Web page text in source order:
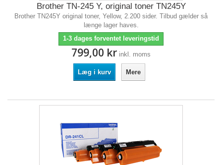
Brother TN-245 Y, original toner TN245Y
Brother TN245Y original toner, Yellow, 2.200 sider. Tilbud gælder så
længe lager haves.
1-3 dages forventet leveringstid
799,00 kr inkl. moms
Læg i kurv Mere